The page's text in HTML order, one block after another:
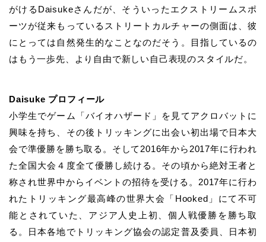
がけるDaisukeさんだが、そういったエクストリームスポ
ーツが従来もっているストリートカルチャーの側面は、彼
にとっては自然発生的なことなのだそう。目指しているの
はもう一歩先、より自由で新しい自己表現のスタイルだ。
Daisuke プロフィール
小学生でゲーム「バイオハザード」を見てアクロバットに
興味を持ち、 その後トリッキングに出会い初出場で日本大
会で準優勝を勝ち取る。 そして2016年から2017年に行われ
た全国大会４度全て優勝し続ける。 その頃から絶対王者と
称され世界中からイベントの招待を受ける。 2017年に行わ
れたトリッキング最高峰の世界大会「Hooked」にて 不可
能とされていた、アジア人史上初、個人戦優勝を勝ち取
る。
日本各地でトリッキング協会の認定普及委員、日本初